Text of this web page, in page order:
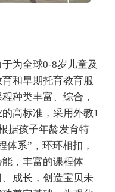
为全球0-8岁儿童及
和早期托育教育服
种类丰富、综合，
高标准，采用外教1
据孩子年龄发育特
体系”，环环相扣，
，丰富的课程体
成长，创造宝贝未